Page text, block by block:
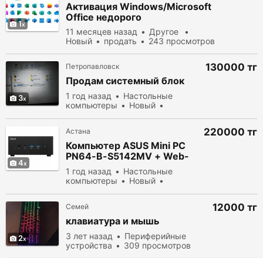
1
Активация Windows/Microsoft
Office недорого
11 месяцев назад
Другое
Новый
продать 243 просмотров
3
Петропавловск
Продам системный блок
1 год назад
Настольные
компьютеры
Новый
130000 тг
4
Астана
Компьютер ASUS Mini PC
PN64-B-S5142MV + Web-
камера Logitech Brio 500
1 год назад
Настольные
компьютеры
Новый
220000 тг
2
Семей
клавиатура и мышь
3 лет назад
Периферийные
устройства
309 просмотров
12000 тг